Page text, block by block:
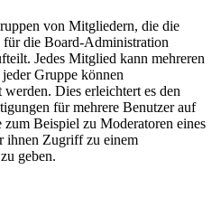
von Mitgliedern, die die
die Board-Administration
Jedes Mitglied kann mehreren
Gruppe können
Dies erleichtert es den
für mehrere Benutzer auf
zum Beispiel zu Moderatoren eines
ihnen Zugriff zu einem
geben.